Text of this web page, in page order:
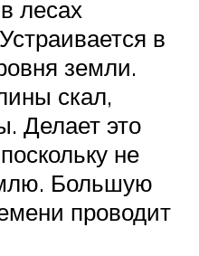
лесах
в
земли.
скал,
Делает это
не
Большую
проводит